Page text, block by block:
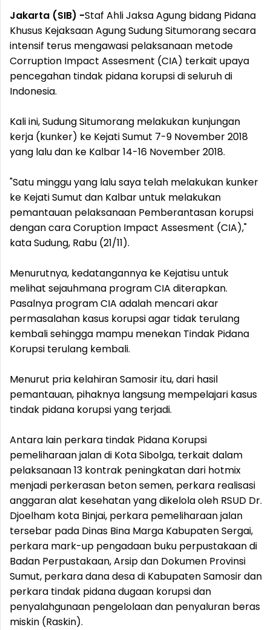
Jakarta (SIB) -Staf Ahli Jaksa Agung bidang Pidana
Khusus Kejaksaan Agung Sudung Situmorang secara
intensif terus mengawasi pelaksanaan metode
Corruption Impact Assesment (CIA) terkait upaya
pencegahan tindak pidana korupsi di seluruh di
Indonesia.
Kali ini, Sudung Situmorang melakukan kunjungan
kerja (kunker) ke Kejati Sumut 7-9 November 2018
yang lalu dan ke Kalbar 14-16 November 2018.
"Satu minggu yang lalu saya telah melakukan kunker
ke Kejati Sumut dan Kalbar untuk melakukan
pemantauan pelaksanaan Pemberantasan korupsi
dengan cara Coruption Impact Assesment (CIA),"
kata Sudung, Rabu (21/11).
Menurutnya, kedatangannya ke Kejatisu untuk
melihat sejauhmana program CIA diterapkan.
Pasalnya program CIA adalah mencari akar
permasalahan kasus korupsi agar tidak terulang
kembali sehingga mampu menekan Tindak Pidana
Korupsi terulang kembali.
Menurut pria kelahiran Samosir itu, dari hasil
pemantauan, pihaknya langsung mempelajari kasus
tindak pidana korupsi yang terjadi.
Antara lain perkara tindak Pidana Korupsi
pemeliharaan jalan di Kota Sibolga, terkait dalam
pelaksanaan 13 kontrak peningkatan dari hotmix
menjadi perkerasan beton semen, perkara realisasi
anggaran alat kesehatan yang dikelola oleh RSUD Dr.
Djoelham kota Binjai, perkara pemeliharaan jalan
tersebar pada Dinas Bina Marga Kabupaten Sergai,
perkara mark-up pengadaan buku perpustakaan di
Badan Perpustakaan, Arsip dan Dokumen Provinsi
Sumut, perkara dana desa di Kabupaten Samosir dan
perkara tindak pidana dugaan korupsi dan
penyalahgunaan pengelolaan dan penyaluran beras
miskin (Raskin).